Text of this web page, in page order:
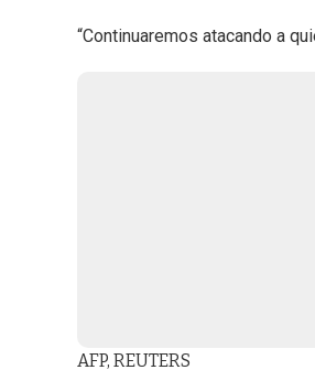
“Continuaremos atacando a
AFP, REUTERS